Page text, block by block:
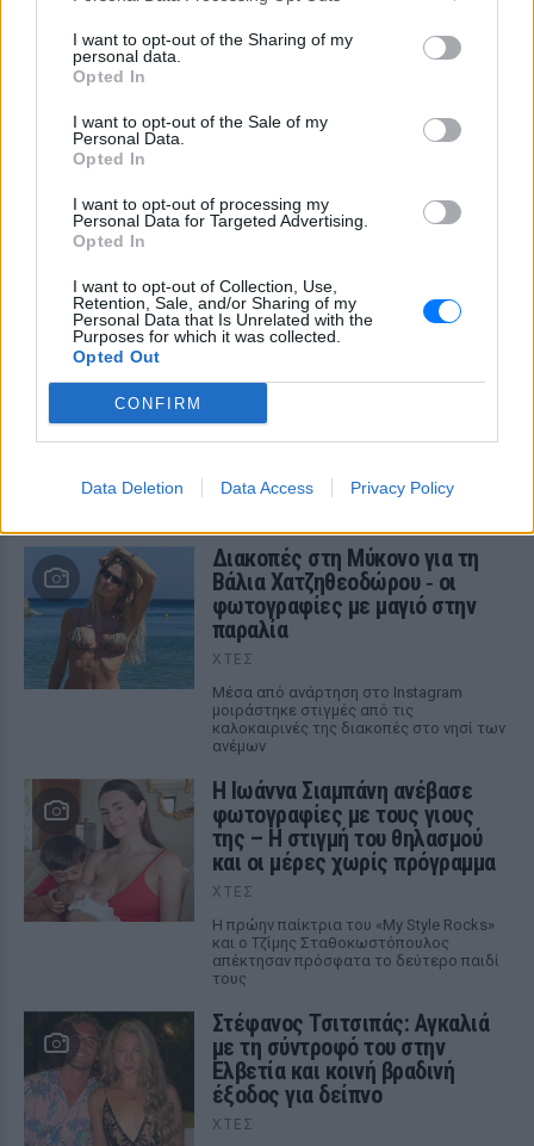
I want to opt-out of the Sharing of my
personal data.
Opted In
I want to opt-out of the Sale of my
Personal Data.
Opted In
I want to opt-out of processing my
Personal Data for Targeted Advertising.
Opted In
I want to opt-out of Collection, Use,
Retention, Sale, and/or Sharing of my
Personal Data that Is Unrelated with the
Purposes for which it was collected.
Opted Out
CONFIRM
Data Deletion Data Access Privacy Policy
δυνατός»
πρόσφατη εξέτασή του, με ένα μήνυμα
Φοβερή ιστορία στον ΟΦΗ: Ένας κάτοχος
εισιτηρίου διαρκείας είναι μόλις 2 μηνών
ΧΤΕΣ
Διακοπές στη Μύκονο για τη
Βάλια Χατζηθεοδώρου ‑ οι
φωτογραφίες με μαγιό στην
παραλία
ΧΤΕΣ
Μέσα από ανάρτηση στο Instagram
μοιράστηκε στιγμές από τις
καλοκαιρινές της διακοπές στο νησί των
ανέμων
H Ιωάννα Σιαμπάνη ανέβασε
φωτογραφίες με τους γιους
της – Η στιγμή του θηλασμού
και οι μέρες χωρίς πρόγραμμα
ΧΤΕΣ
Η πρώην παίκτρια του «My Style Rocks»
και ο Τζίμης Σταθοκωστόπουλος
απέκτησαν πρόσφατα το δεύτερο παιδί
τους
Στέφανος Τσιτσιπάς: Αγκαλιά
με τη σύντροφό του στην
Ελβετία και κοινή βραδινή
έξοδος για δείπνο
ΧΤΕΣ